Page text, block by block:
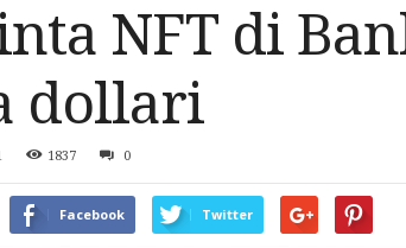
NFT di
dollari
1837 0
Facebook Twitter